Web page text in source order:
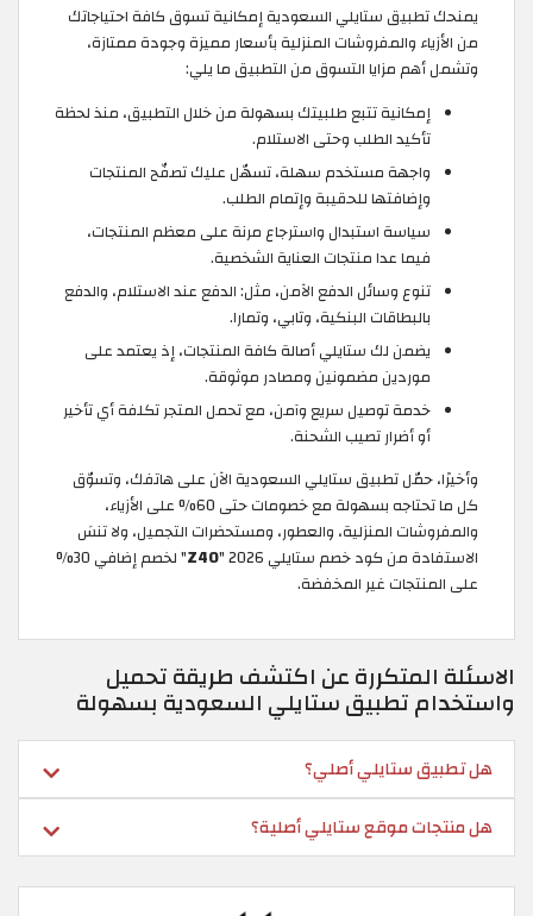
يمنحك تطبيق ستايلي السعودية إمكانية تسوق كافة احتياجاتك
من الأزياء والمفروشات المنزلية بأسعار مميزة وجودة ممتازة،
وتشمل أهم مزايا التسوق من التطبيق ما يلي:
إمكانية تتبع طلبيتك بسهولة من خلال التطبيق، منذ لحظة
تأكيد الطلب وحتى الاستلام.
واجهة مستخدم سهلة، تسهّل عليك تصفّح المنتجات
وإضافتها للحقيبة وإتمام الطلب.
سياسة استبدال واسترجاع مرنة على معظم المنتجات،
فيما عدا منتجات العناية الشخصية.
تنوع وسائل الدفع الآمن، مثل: الدفع عند الاستلام، والدفع
بالبطاقات البنكية، وتابي، وتمارا.
يضمن لك ستايلي أصالة كافة المنتجات، إذ يعتمد على
موردين مضمونين ومصادر موثوقة.
خدمة توصيل سريع وآمن، مع تحمل المتجر تكلفة أي تأخير
أو أضرار تصيب الشحنة.
وأخيرًا، حمّل تطبيق ستايلي السعودية الآن على هاتفك، وتسوّق
كل ما تحتاجه بسهولة مع خصومات حتى 60% على الأزياء،
والمفروشات المنزلية، والعطور، ومستحضرات التجميل، ولا تنسَ
الاستفادة من كود خصم ستايلي 2026 "
Z40
" لخصم إضافي 30%
على المنتجات غير المخفضة.
الاسئلة المتكررة عن اكتشف طريقة تحميل
واستخدام تطبيق ستايلي السعودية بسهولة
هل تطبيق ستايلي أصلي؟
هل منتجات موقع ستايلي أصلية؟